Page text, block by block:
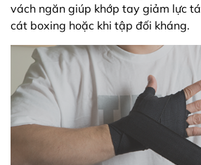
vách ngăn giúp khớp tay giảm lực
cát boxing hoặc khi tập đối kháng.